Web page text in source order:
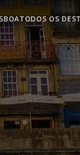
TODOS OS